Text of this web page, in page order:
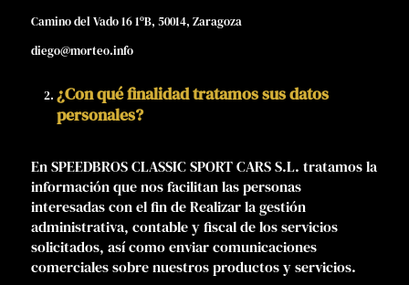
Camino del Vado 16 1ºB, 50014, Zaragoza
diego@morteo.info
¿Con qué finalidad tratamos sus datos
personales?
En SPEEDBROS CLASSIC SPORT CARS S.L. tratamos la
información que nos facilitan las personas
interesadas con el fin de Realizar la gestión
administrativa, contable y fiscal de los servicios
solicitados, así como enviar comunicaciones
comerciales sobre nuestros productos y servicios.